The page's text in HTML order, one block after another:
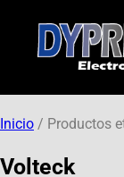
Inicio / Productos
Volteck